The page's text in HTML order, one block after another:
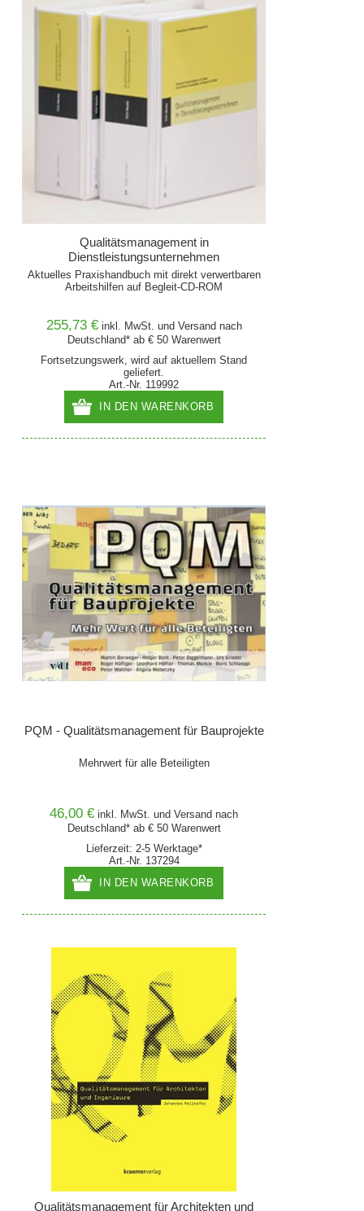
Qualitätsmanagement in
Dienstleistungsunternehmen
Aktuelles Praxishandbuch mit direkt verwertbaren
Arbeitshilfen auf Begleit-CD-ROM
255,73 € inkl. MwSt. und Versand nach
Deutschland* ab € 50 Warenwert
Fortsetzungswerk, wird auf aktuellem Stand
geliefert.
Art.-Nr. 119992
IN DEN WARENKORB
PQM - Qualitätsmanagement für Bauprojekte
Mehrwert für alle Beteiligten
46,00 € inkl. MwSt. undVersand nach
Deutschland* ab € 50 Warenwert
Lieferzeit: 2-5 Werktage*
Art.-Nr. 137294
IN DEN WARENKORB
Qualitätsmanagement für Architekten und